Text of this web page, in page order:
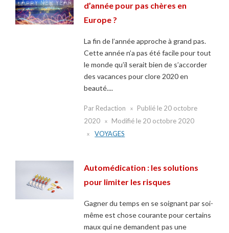
d’année pour pas chères en
Europe ?
La fin de l’année approche à grand pas.
Cette année n’a pas été facile pour tout
le monde qu’il serait bien de s’accorder
des vacances pour clore 2020 en
beauté....
Par Redaction Publié le 20 octobre
2020
Modifié le 20 octobre 2020
VOYAGES
Automédication : les solutions
pour limiter les risques
Gagner du temps en se soignant par soi-
même est chose courante pour certains
maux qui ne demandent pas une